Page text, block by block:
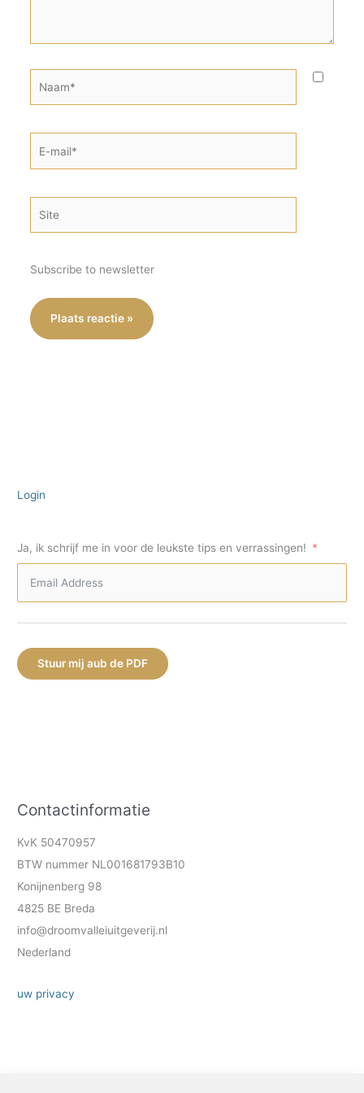
mail*
Subscribe to newsletter
Login
Ja, ik schrijf me in voor de leukste tips en verrassingen!
Stuur mij aub de PDF
Contactinformatie
KvK 50470957
BTW nummer NL001681793B10
Konijnenberg 98
4825 BE Breda
info@droomvalleiuitgeverij.nl
Nederland
uw privacy